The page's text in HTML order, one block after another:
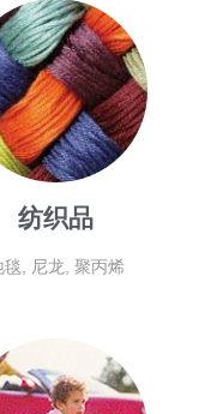
纺织品
毯, 尼龙, 聚丙烯